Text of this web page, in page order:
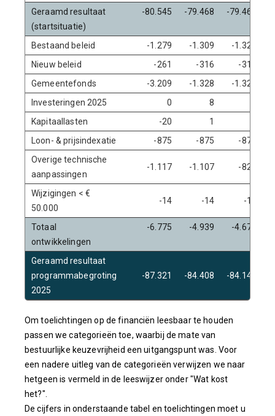
Geraamd resultaat
(startsituatie)
-80.545 -79.468 -79.469
Bestaand beleid -1.279 -1.309 -1.328
Nieuw beleid
-261 -316
-316
Gemeentefonds
-3.209 -1.328 -1.329
Investeringen 2025
0 8
Kapitaallasten
-20 1
Loon- & prijsindexatie
-875 -875
-875
Overige technische
aanpassingen
-1.117 -1.107 -821
Wijzigingen < €
50.000
-14 -14 -14
Totaal
ontwikkelingen
-6.775 -4.939 -4.673
Geraamd resultaat
programmabegroting
2025
-87.321 -84.408 -84.142
Om toelichtingen op de financiën leesbaar te houden
passen we categorieën toe, waarbij de mate van
bestuurlijke keuzevrijheid een uitgangspunt was. Voor
een nadere uitleg van de categorieën verwijzen we naar
hetgeen is vermeld in de leeswijzer onder "Wat kost
het?".
De cijfers in onderstaande tabel en toelichtingen moet u